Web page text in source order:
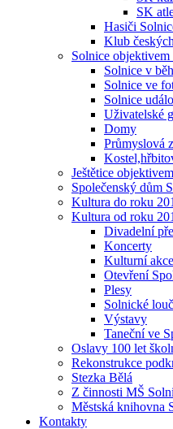
SK
Hasiči
Klub
Solnice objektivem
Solnice v
Solnice ve
Solnice
Uživatelské
Domy
Průmyslová
Ještětice
Společenský dům
Kultura do roku
Kultura od roku
Divadelní
Koncerty
Kulturní akce
Otevření
Plesy
Solnické
Výstavy
Taneční ve
Oslavy 100 let
Rekonstrukce
Stezka Bělá
Z činnosti MŠ
Městská knihovna
Kontakty